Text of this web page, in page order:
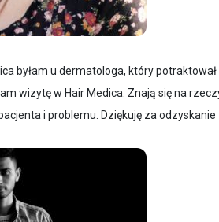
byłam u dermatologa, który potraktował
wizytę w Hair Medica. Znają się na
i problemu. Dziękuję za odzyskanie